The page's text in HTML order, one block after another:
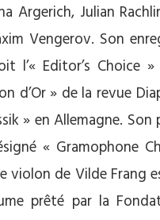
Argerich, Julian
Vengerov. Son
l’« Editor’s Choice »
d’Or » de la revue
» en Allemagne.
« Gramophone
violon de Vilde Frang
prêté par la